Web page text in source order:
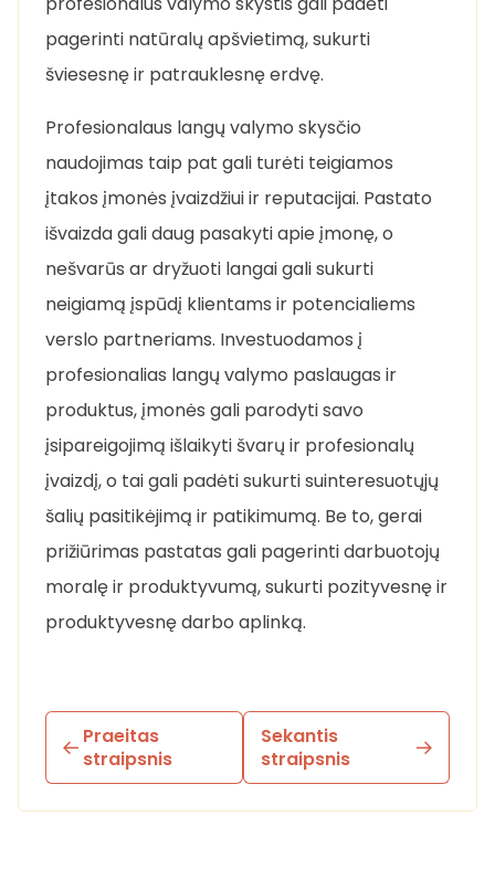
pagerinti natūralų apšvietimą, sukurti
šviesesnę ir patrauklesnę erdvę.
Profesionalaus langų valymo skysčio
naudojimas taip pat gali turėti teigiamos
įtakos įmonės įvaizdžiui ir reputacijai. Pastato
išvaizda gali daug pasakyti apie įmonę, o
nešvarūs ar dryžuoti langai gali sukurti
neigiamą įspūdį klientams ir potencialiems
verslo partneriams. Investuodamos į
profesionalias langų valymo paslaugas ir
produktus, įmonės gali parodyti savo
įsipareigojimą išlaikyti švarų ir profesionalų
įvaizdį, o tai gali padėti sukurti suinteresuotųjų
šalių pasitikėjimą ir patikimumą. Be to, gerai
prižiūrimas pastatas gali pagerinti darbuotojų
moralę ir produktyvumą, sukurti pozityvesnę ir
produktyvesnę darbo aplinką.
Praeitas
straipsnis
Sekantis
straipsnis